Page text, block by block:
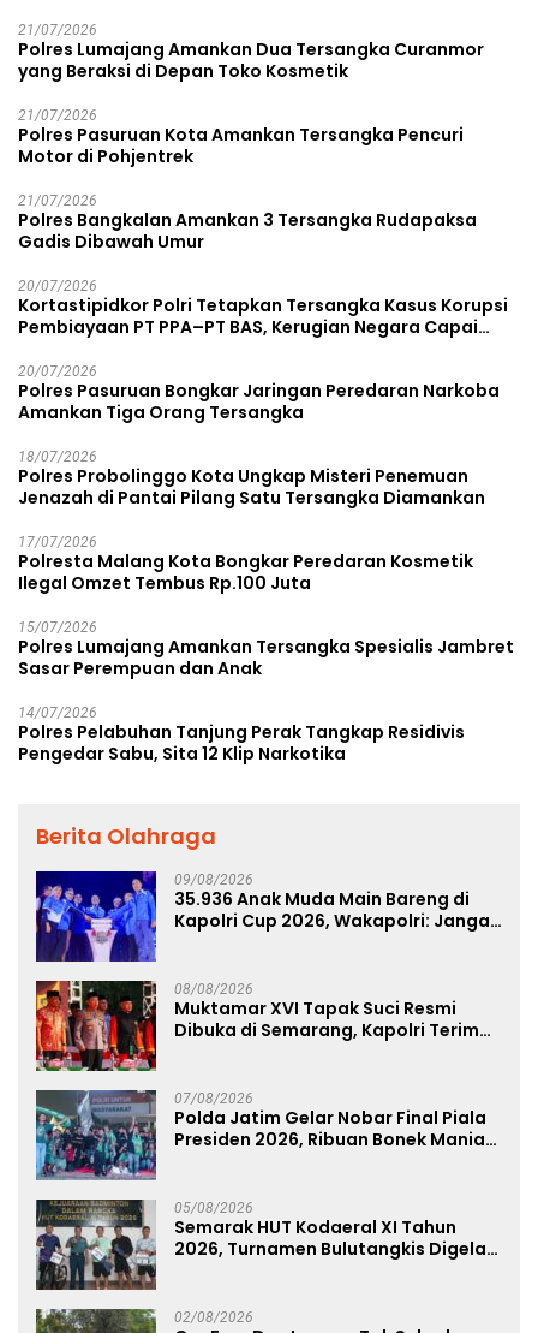
21/07/2026
Polres Lumajang Amankan Dua Tersangka Curanmor
yang Beraksi di Depan Toko Kosmetik
21/07/2026
Polres Pasuruan Kota Amankan Tersangka Pencuri
Motor di Pohjentrek
21/07/2026
Polres Bangkalan Amankan 3 Tersangka Rudapaksa
Gadis Dibawah Umur
20/07/2026
Kortastipidkor Polri Tetapkan Tersangka Kasus Korupsi
Pembiayaan PT PPA–PT BAS, Kerugian Negara Capai
20/07/2026
Polres Pasuruan Bongkar Jaringan Peredaran Narkoba
Amankan Tiga Orang Tersangka
18/07/2026
Polres Probolinggo Kota Ungkap Misteri Penemuan
Jenazah di Pantai Pilang Satu Tersangka Diamankan
17/07/2026
Polresta Malang Kota Bongkar Peredaran Kosmetik
Ilegal Omzet Tembus Rp.100 Juta
15/07/2026
Polres Lumajang Amankan Tersangka Spesialis Jambret
Sasar Perempuan dan Anak
14/07/2026
Polres Pelabuhan Tanjung Perak Tangkap Residivis
Pengedar Sabu, Sita 12 Klip Narkotika
Berita Olahraga
09/08/2026
35.936 Anak Muda Main Bareng di
Kapolri Cup 2026, Wakapolri: Jangan
08/08/2026
Muktamar XVI Tapak Suci Resmi
Dibuka di Semarang, Kapolri Terima
07/08/2026
Polda Jatim Gelar Nobar Final Piala
Presiden 2026, Ribuan Bonek Mania
05/08/2026
Semarak HUT Kodaeral XI Tahun
2026, Turnamen Bulutangkis Digelar
02/08/2026